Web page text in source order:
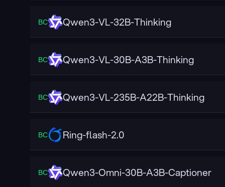
ВС Qwen3-VL-32B-Thinking
ВС Qwen3-VL-30B-A3B-Thinking
ВС Qwen3-VL-235B-A22B-Thinking
ВС Ring-flash-2.0
ВС Qwen3-Omni-30B-A3B-Captioner